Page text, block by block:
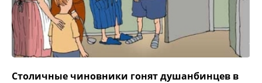
Столичные чиновники гонят душанбинцев в